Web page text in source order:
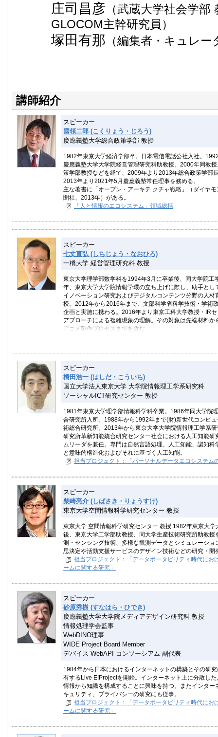
庄司昌彦 （武蔵大学社会学部
GLOCOM主幹研究員）
塚田有那 （編集者・キュレー
講師紹介
スピーカー
國領二郎 (こくりょう・じろう)
慶應義塾大学総合政策学部 教授
1982年東京大学経済学部卒。日本電信電話公社入社。
慶應義塾大学大学院経営管理研究科助教授。2000年同教
策学部教授などを経て、2009年より2013年総合政策学部
2013年より2021年5月慶應義塾常任理事を務める。
主な著書に「オープン・アーキテ クチャ戦略」（ダイヤ
聞社、2013年）がある。
「人と情報のエコシステム」領域総括
スピーカー
七丈直弘 (しちじょう・なおひろ)
一橋大学 経営管理研究科 教授
東京大学理学部数学科を1994年3月に卒業後、同大学院
年、東京大学大学院情報学環の立ち上げに際し、助手と
イノベーション研究およびデジタルコンテンツ分野の人
授。2012年から2016年まで、文部科学省科学技術・学術
企画と実施に携わる。2016年より東京工科大学教授・IR
アプローチによる複雑現象の理解。その対象は先端材料
アニメ製作プロセスまでを含む。
ター教授）
スピーカー
橋田浩一 (はしだ・こういち)
国立大学法人東京大学 大学院情報理工学系研究科
ソーシャルICT研究センター 教授
1981年東京大学理学部情報科学科卒業。1986年同大学院
合研究所入所。1988年から1992年まで(財)新世代コンピ
術総合研究所。2013年から東京大学大学院情報理工学系
研究所革新知能統合研究センター社会における人工知能
ムリーダを兼任。専門は自然言語処理、人工知能、認知
と意味的構造化およびそれに基づく人工知能。
担当プロジェクト：「パーソナルデータエコシステム
スピーカー
柴崎亮介 (しばさき・りょうすけ)
東京大学空間情報科学研究センター 教授
東京大学 空間情報科学研究センター 教授 1982年東京大
後、東京大学工学部助教授、同大学生産技術研究所助教
測・センシング技術、多様な観測データとシミュレーシ
思決定や活動支援サービスのデザイン技術などの研究・開
担当プロジェクト：「データポータビリティ時代に
ームに関する研究」
スピーカー
砂原秀樹 (すなはら・ひでき)
慶應義塾大学大学院メディアデザイン研究科 教授
情報処理学会監事
WebDINO理事
WIDE Project Board Member
デバイス WebAPI コンソーシアム 副代表
1984年から日本におけるインターネットの構築とその研
有するLive E!Projectを開始。インターネット上に分散し
情報から知識を構成することに興味を持つ。またインタ
キュリティ、プライバシーの研究にも従事。
担当プロジェクト：「データポータビリティ時代に
ームに関する研究」